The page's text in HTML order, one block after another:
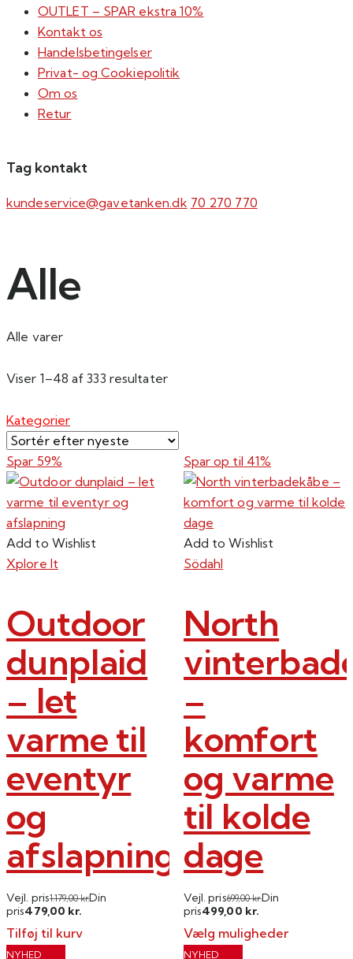
OUTLET – SPAR ekstra 10%
Kontakt os
Handelsbetingelser
Privat- og Cookiepolitik
Om os
Retur
Tag kontakt
kundeservice@gavetanken.dk 70 270 770
Alle
Alle varer
Viser 1–48 af 333 resultaterSorteret
Kategorier
Spar 59%
Add to Wishlist
Xplore It
Outdoor
dunplaid
– let
varme til
eventyr
og
afslapning
Vejl. pris1.179,00kr.Din
pris479,00 kr.
Tilføj til kurv
NYHED
Spar op til 41%
Add to Wishlist
Södahl
North
–
komfort
og varme
til kolde
dage
Vejl. pris699,00kr.Din
pris499,00 kr.
Vælg muligheder
Dette
NYHED